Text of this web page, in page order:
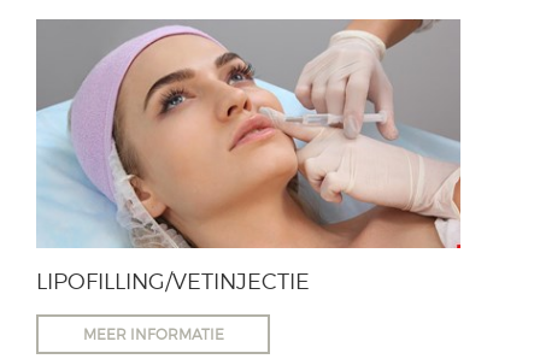
LIPOFILLING/VETINJECTIE
MEER INFORMATIE